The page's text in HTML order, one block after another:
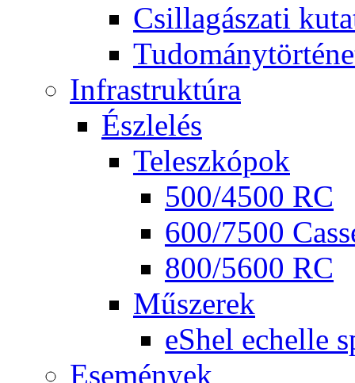
Csil­la­gá­sza­ti
Inf­ra­struk­tú­ra
Ész­le­lés
Te­lesz­kó­pok
500/4500 RC
600/7500
800/5600 RC
Mű­sze­rek
eS­hel echel­le
Ese­mé­nyek